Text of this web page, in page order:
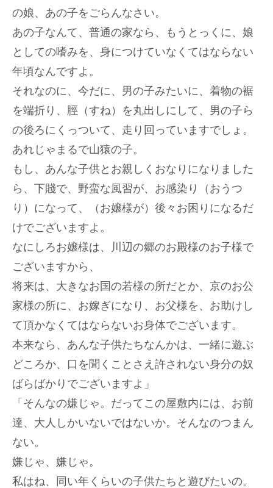
の娘、あの子をごらんなさい。
あの子なんて、普通の家なら、もうとっくに、娘
としての嗜みを、身につけていなくてはならない
年頃なんですよ。
それなのに、今だに、男の子みたいに、着物の裾
を端折り、脛（すね）を丸出しにして、男の子ら
の後ろにくっついて、走り回っていますでしょ。
あれじゃまるで山猿の子。
もし、あんな子供とお親しくおなりになりました
ら、下賤で、野蛮な風習が、お感染り（おうつ
り）になって、（お嬢様が）後々お困りになるだ
けでございますよ。
なにしろお嬢様は、川辺の郷のお殿様のお子様で
ございますから、
将来は、大きなお国の若様の所だとか、京のお公
家様の所に、お嫁ぎになり、お父様を、お助けし
て頂かなくてはならないお身体でございます。
本来なら、あんな子供たちなんかは、一緒に遊ぶ
どころか、口を聞くことさえ許されない身分の奴
ばらばかりでございますよ」
「そんなの嫌じゃ。だってこの屋敷内には、お前
達、大人しかいないではないか。そんなのつまん
ない。
嫌じゃ、嫌じゃ。
私はね、同い年くらいの子供たちと遊びたいの。